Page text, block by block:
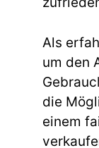
Als
um den
die
einem